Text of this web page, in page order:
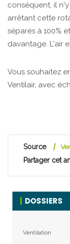
conséquent, il
arrêtant cette
séparés à 100%
davantage. L'air
Vous souhaitez
Ventilair, avec
Source
Partager cet
DOSSIERS
Ventilation